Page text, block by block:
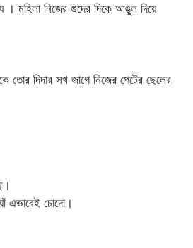
। মহিলা নিজের গুদের দিকে আঙুল দিয়ে
দিদার সখ জাগে নিজের পেটের ছেলের
এভাবেই চোদো।